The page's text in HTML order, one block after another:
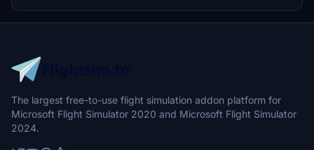
The largest free-to-use flight simulation addon platform for
Microsoft Flight Simulator 2020 and Microsoft Flight Simulator
2024.